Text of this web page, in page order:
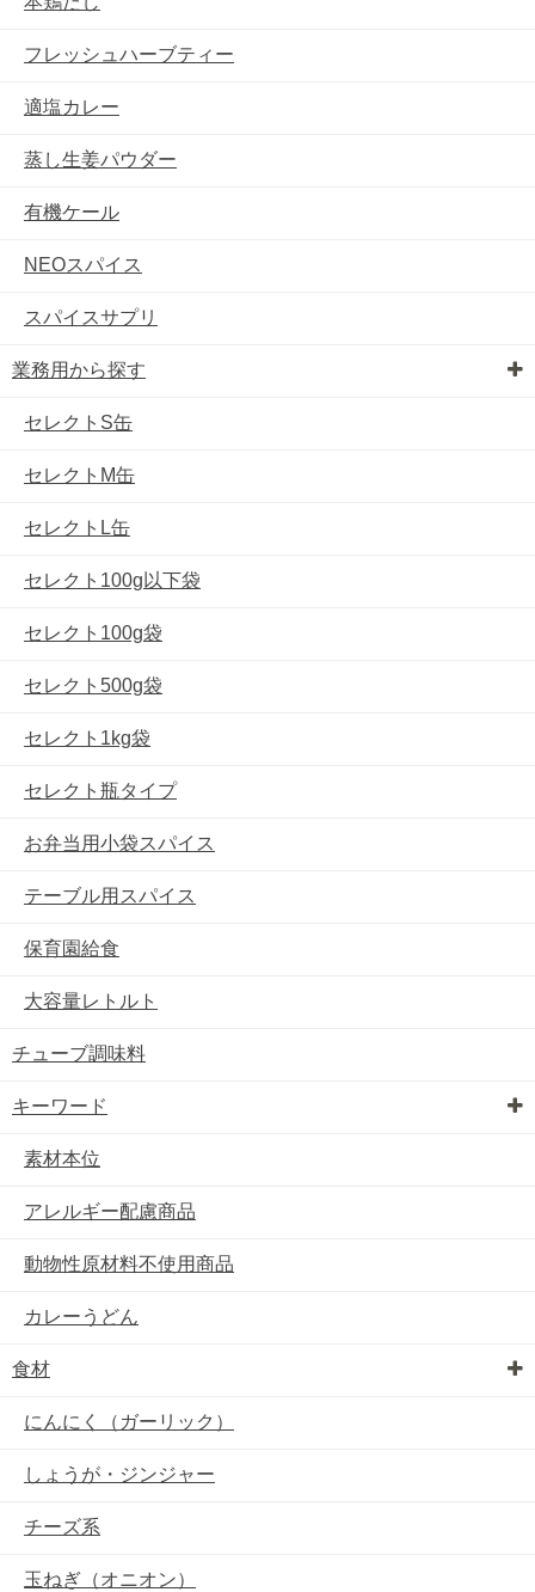
フレッシュハーブティー
適塩カレー
蒸し生姜パウダー
有機ケール
NEOスパイス
スパイスサプリ
業務用から探す
セレクトS缶
セレクトM缶
セレクトL缶
セレクト100g以下袋
セレクト100g袋
セレクト500g袋
セレクト1kg袋
セレクト瓶タイプ
お弁当用小袋スパイス
テーブル用スパイス
保育園給食
大容量レトルト
チューブ調味料
キーワード
素材本位
アレルギー配慮商品
動物性原材料不使用商品
カレーうどん
食材
にんにく（ガーリック）
しょうが・ジンジャー
チーズ系
玉ねぎ（オニオン）